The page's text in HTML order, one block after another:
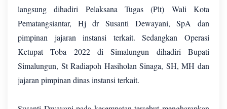
langsung dihadiri Pelaksana Tugas (Plt) Wali Kota
Pematangsiantar, Hj dr Susanti Dewayani, SpA dan
pimpinan jajaran instansi terkait. Sedangkan Operasi
Ketupat Toba 2022 di Simalungun dihadiri Bupati
Simalungun, St Radiapoh Hasiholan Sinaga, SH, MH dan
jajaran pimpinan dinas instansi terkait.